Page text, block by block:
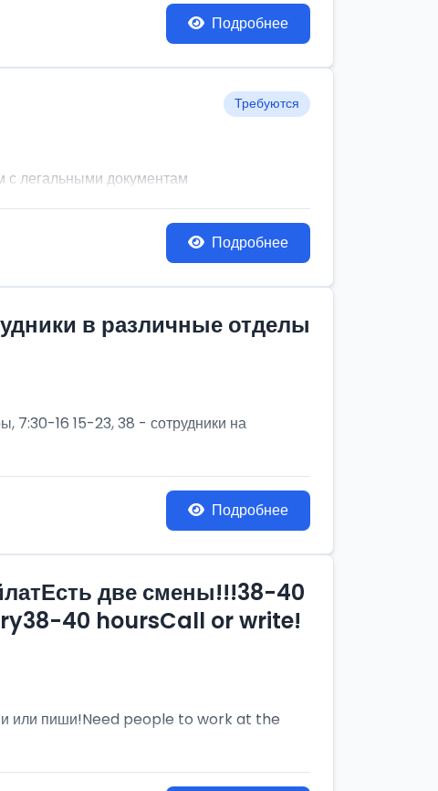
Подробнее
Требуются
документам
Подробнее
в различные отделы
7:30-16 15-23, 38 - сотрудники на
Подробнее
две смены!!!38-40
40 hoursCall or write!
или пиши!Need people to work at the